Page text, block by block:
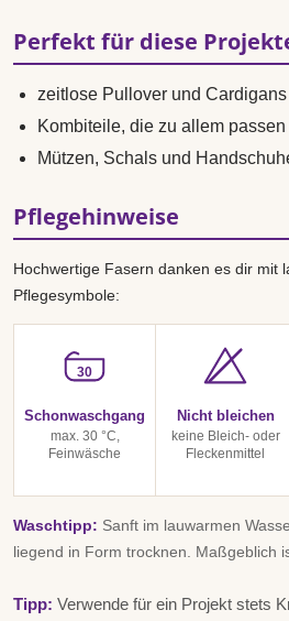
Perfekt für diese
zeitlose Pullover und Cardigans
Kombiteile, die zu allem passen
Mützen, Schals und
Pflegehinweise
Hochwertige Fasern danken es dir mit
Pflegesymbole:
30
Schonwaschgang
max. 30 °C,
Feinwäsche
Nicht bleichen
keine Bleich- oder
Fleckenmittel
Waschtipp: Sanft im lauwarmen
liegend in Form trocknen. Maßgeblich
Tipp: Verwende für ein Projekt stets